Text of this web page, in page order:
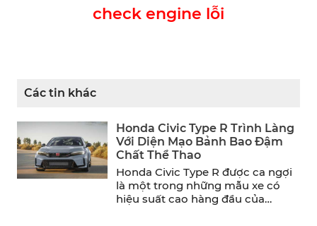
check engine lỗi
Các tin khác
Honda Civic Type R Trình Làng
Với Diện Mạo Bảnh Bao Đậm
Chất Thể Thao
Honda Civic Type R được ca ngợi
là một trong những mẫu xe có
hiệu suất cao hàng đầu của